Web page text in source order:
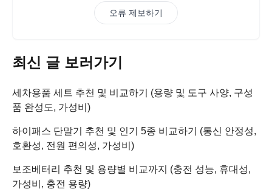
오류 제보하기
최신 글 보러가기
세차용품 세트 추천 및 비교하기 (용량 및 도구 사양, 구성
품 완성도, 가성비)
하이패스 단말기 추천 및 인기 5종 비교하기 (통신 안정성,
호환성, 전원 편의성, 가성비)
보조베터리 추천 및 용량별 비교까지 (충전 성능, 휴대성,
가성비, 충전 용량)